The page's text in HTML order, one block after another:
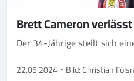
Brett Cameron
Der 34-Jährige stellt sich
22.05.2024 Bild: Christian